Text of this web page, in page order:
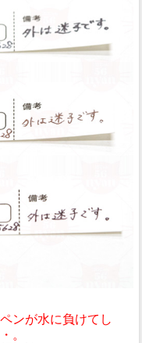
ンが水に負けてし
。